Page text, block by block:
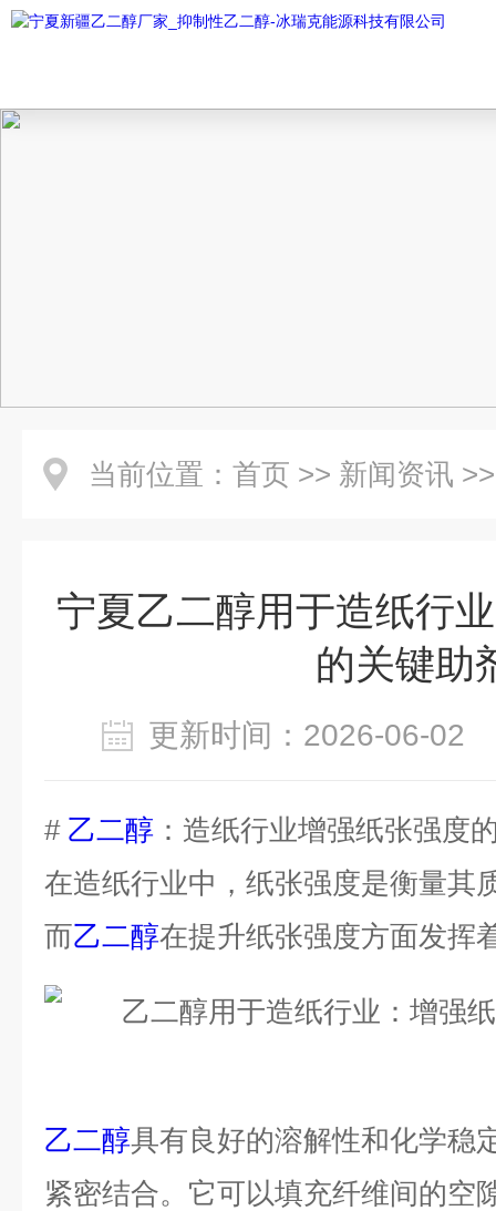
当前位置： 首页 >> 新闻资讯
宁夏乙二醇用于造纸行
的关键助
更新时间：2026-06-
# 乙二醇 ：造纸行业增强纸张强度
在造纸行业中，纸张强度是衡量其
而乙二醇在提升纸张强度方面发挥
乙二醇具有良好的溶解性和化学稳
紧密结合。它可以填充纤维间的空